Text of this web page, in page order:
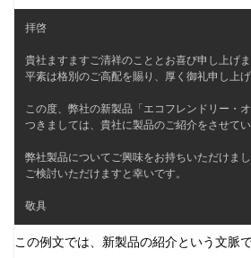
拝啓
貴社ますますご清祥のこととお喜び申し上げま
平素は格別のご高配を賜り、厚く御礼申し上げ
この度、弊社の新製品「エコフレンドリー・
つきましては、貴社に製品のご紹介をさせて
弊社製品についてご興味をお持ちいただけま
ご検討いただけますと幸いです。
敬具
この例文では、新製品の紹介という文脈